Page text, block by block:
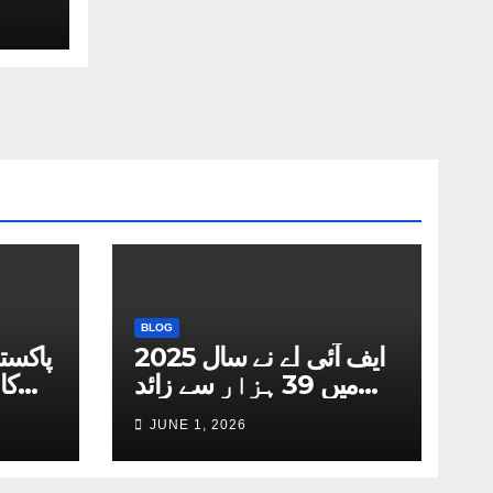
BLOG
ایف آئی اے نے سال 2025
میں 39 ہزار سے زائد
مسافروں کو سفر سے روکا
JUNE 1, 2026